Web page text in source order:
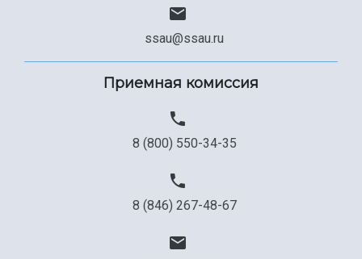
ssau@ssau.ru
Приемная комиссия
8 (800) 550-34-35
8 (846) 267-48-67